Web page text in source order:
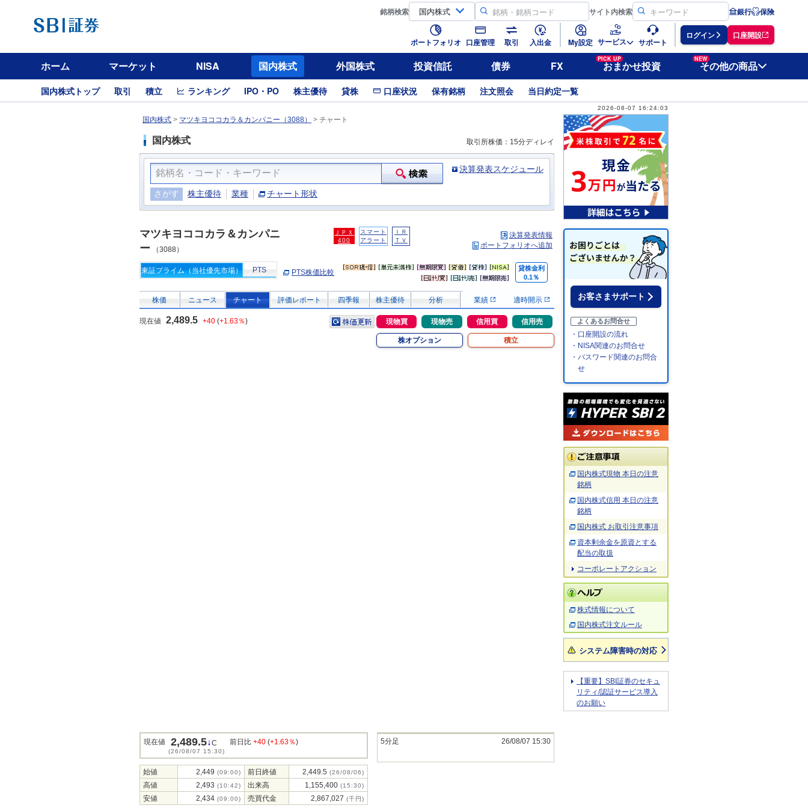
銘柄検索 サイト内検索 銀行 保険
ポートフォリオ 口座管理 取引 入出金 My設定 サービス サポート
ログイン 口座開設
ホーム マーケット NISA 国内株式 外国株式 投資信託 債券 FX
PICK UP
おまかせ投資
NEW
その他の商品
国内株式トップ 取引 積立 ランキング IPO・PO 株主優待 貸株 口座状況 保有銘柄 注文照会 当日約定一覧
2026-08-07 16:24:03
国内株式 > マツキヨココカラ＆カンパニー（3088） > チャート
国内株式 取引所株価：15分ディレイ
決算発表スケジュール
さがす 株主優待 業種 チャート形状
マツキヨココカラ＆カンパニ
ー （3088）
ＪＰＸ
400
スマート
アラート
ＩＲ
ＴＶ
決算発表情報
ポートフォリオへ追加
東証プライム（当社優先市場） PTS PTS株価比較
貸株金利
0.1％
株価 ニュース チャート 評価レポート 四季報 株主優待 分析 業績 適時開示
現在値 2,489.5 +40 (+1.63％) 現物買 現物売 信用買 信用売
株オプション 積立
現在値 2,489.5↓C
(26/08/07 15:30)
前日比 +40 (+1.63％)
始値 2,449 (09:00) 前日終値 2,449.5 (26/08/06)
高値 2,493 (10:42) 出来高 1,155,400 (15:30)
安値 2,434 (09:00) 売買代金 2,867,027 (千円)
5分足 26/08/07 15:30
お客さまサポート
よくあるお問合せ
・口座開設の流れ
・NISA関連のお問合せ
・パスワード関連のお問合
せ
国内株式現物 本日の注意
銘柄
国内株式信用 本日の注意
銘柄
国内株式 お取引注意事項
資本剰余金を原資とする
配当の取扱
コーポレートアクション
株式情報について
国内株式注文ルール
システム障害時の対応
【重要】SBI証券のセキュ
リティ/認証サービス導入
のお願い